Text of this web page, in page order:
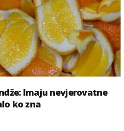
Imaju nevjerovatne
ko zna